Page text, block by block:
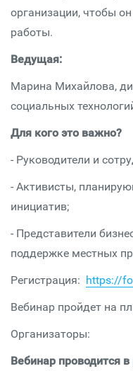
организации, чтобы
работы.
Ведущая:
Марина Михайлова,
социальных
Для кого это важно?
- Руководители и
- Активисты,
инициатив;
- Представители
поддержке местных
Регистрация: https://
Вебинар пройдет на
Организаторы:
Вебинар проводится